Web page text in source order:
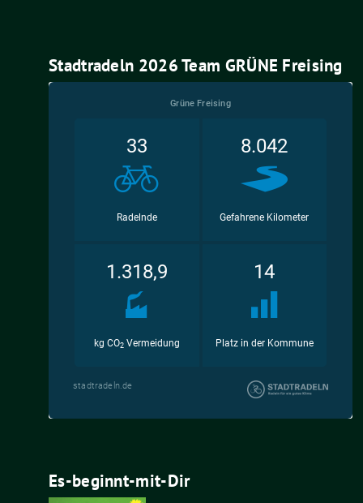
Stadtradeln 2026 Team GRÜNE Freising
Es-beginnt-mit-Dir